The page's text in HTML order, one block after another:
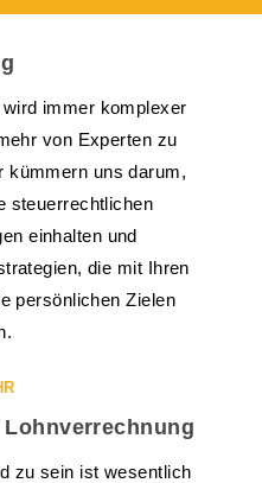
immer komplexer
von Experten zu
kümmern uns darum,
steuerrechtlichen
einhalten und
die mit Ihren
persönlichen Zielen
zu sein ist wesentlich